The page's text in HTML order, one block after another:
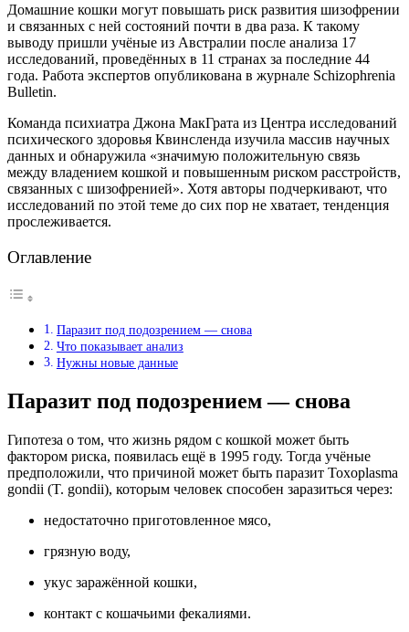
Домашние кошки могут повышать риск развития шизофрении
и связанных с ней состояний почти в два раза. К такому
выводу пришли учёные из Австралии после анализа 17
исследований, проведённых в 11 странах за последние 44
года. Работа экспертов опубликована в журнале Schizophrenia
Bulletin.
Команда психиатра Джона МакГрата из Центра исследований
психического здоровья Квинсленда изучила массив научных
данных и обнаружила «значимую положительную связь
между владением кошкой и повышенным риском расстройств,
связанных с шизофренией». Хотя авторы подчеркивают, что
исследований по этой теме до сих пор не хватает, тенденция
прослеживается.
Оглавление
Паразит под подозрением — снова
Что показывает анализ
Нужны новые данные
Паразит под подозрением — снова
Гипотеза о том, что жизнь рядом с кошкой может быть
фактором риска, появилась ещё в 1995 году. Тогда учёные
предположили, что причиной может быть паразит Toxoplasma
gondii (T. gondii), которым человек способен заразиться через:
недостаточно приготовленное мясо,
грязную воду,
укус заражённой кошки,
контакт с кошачьими фекалиями.